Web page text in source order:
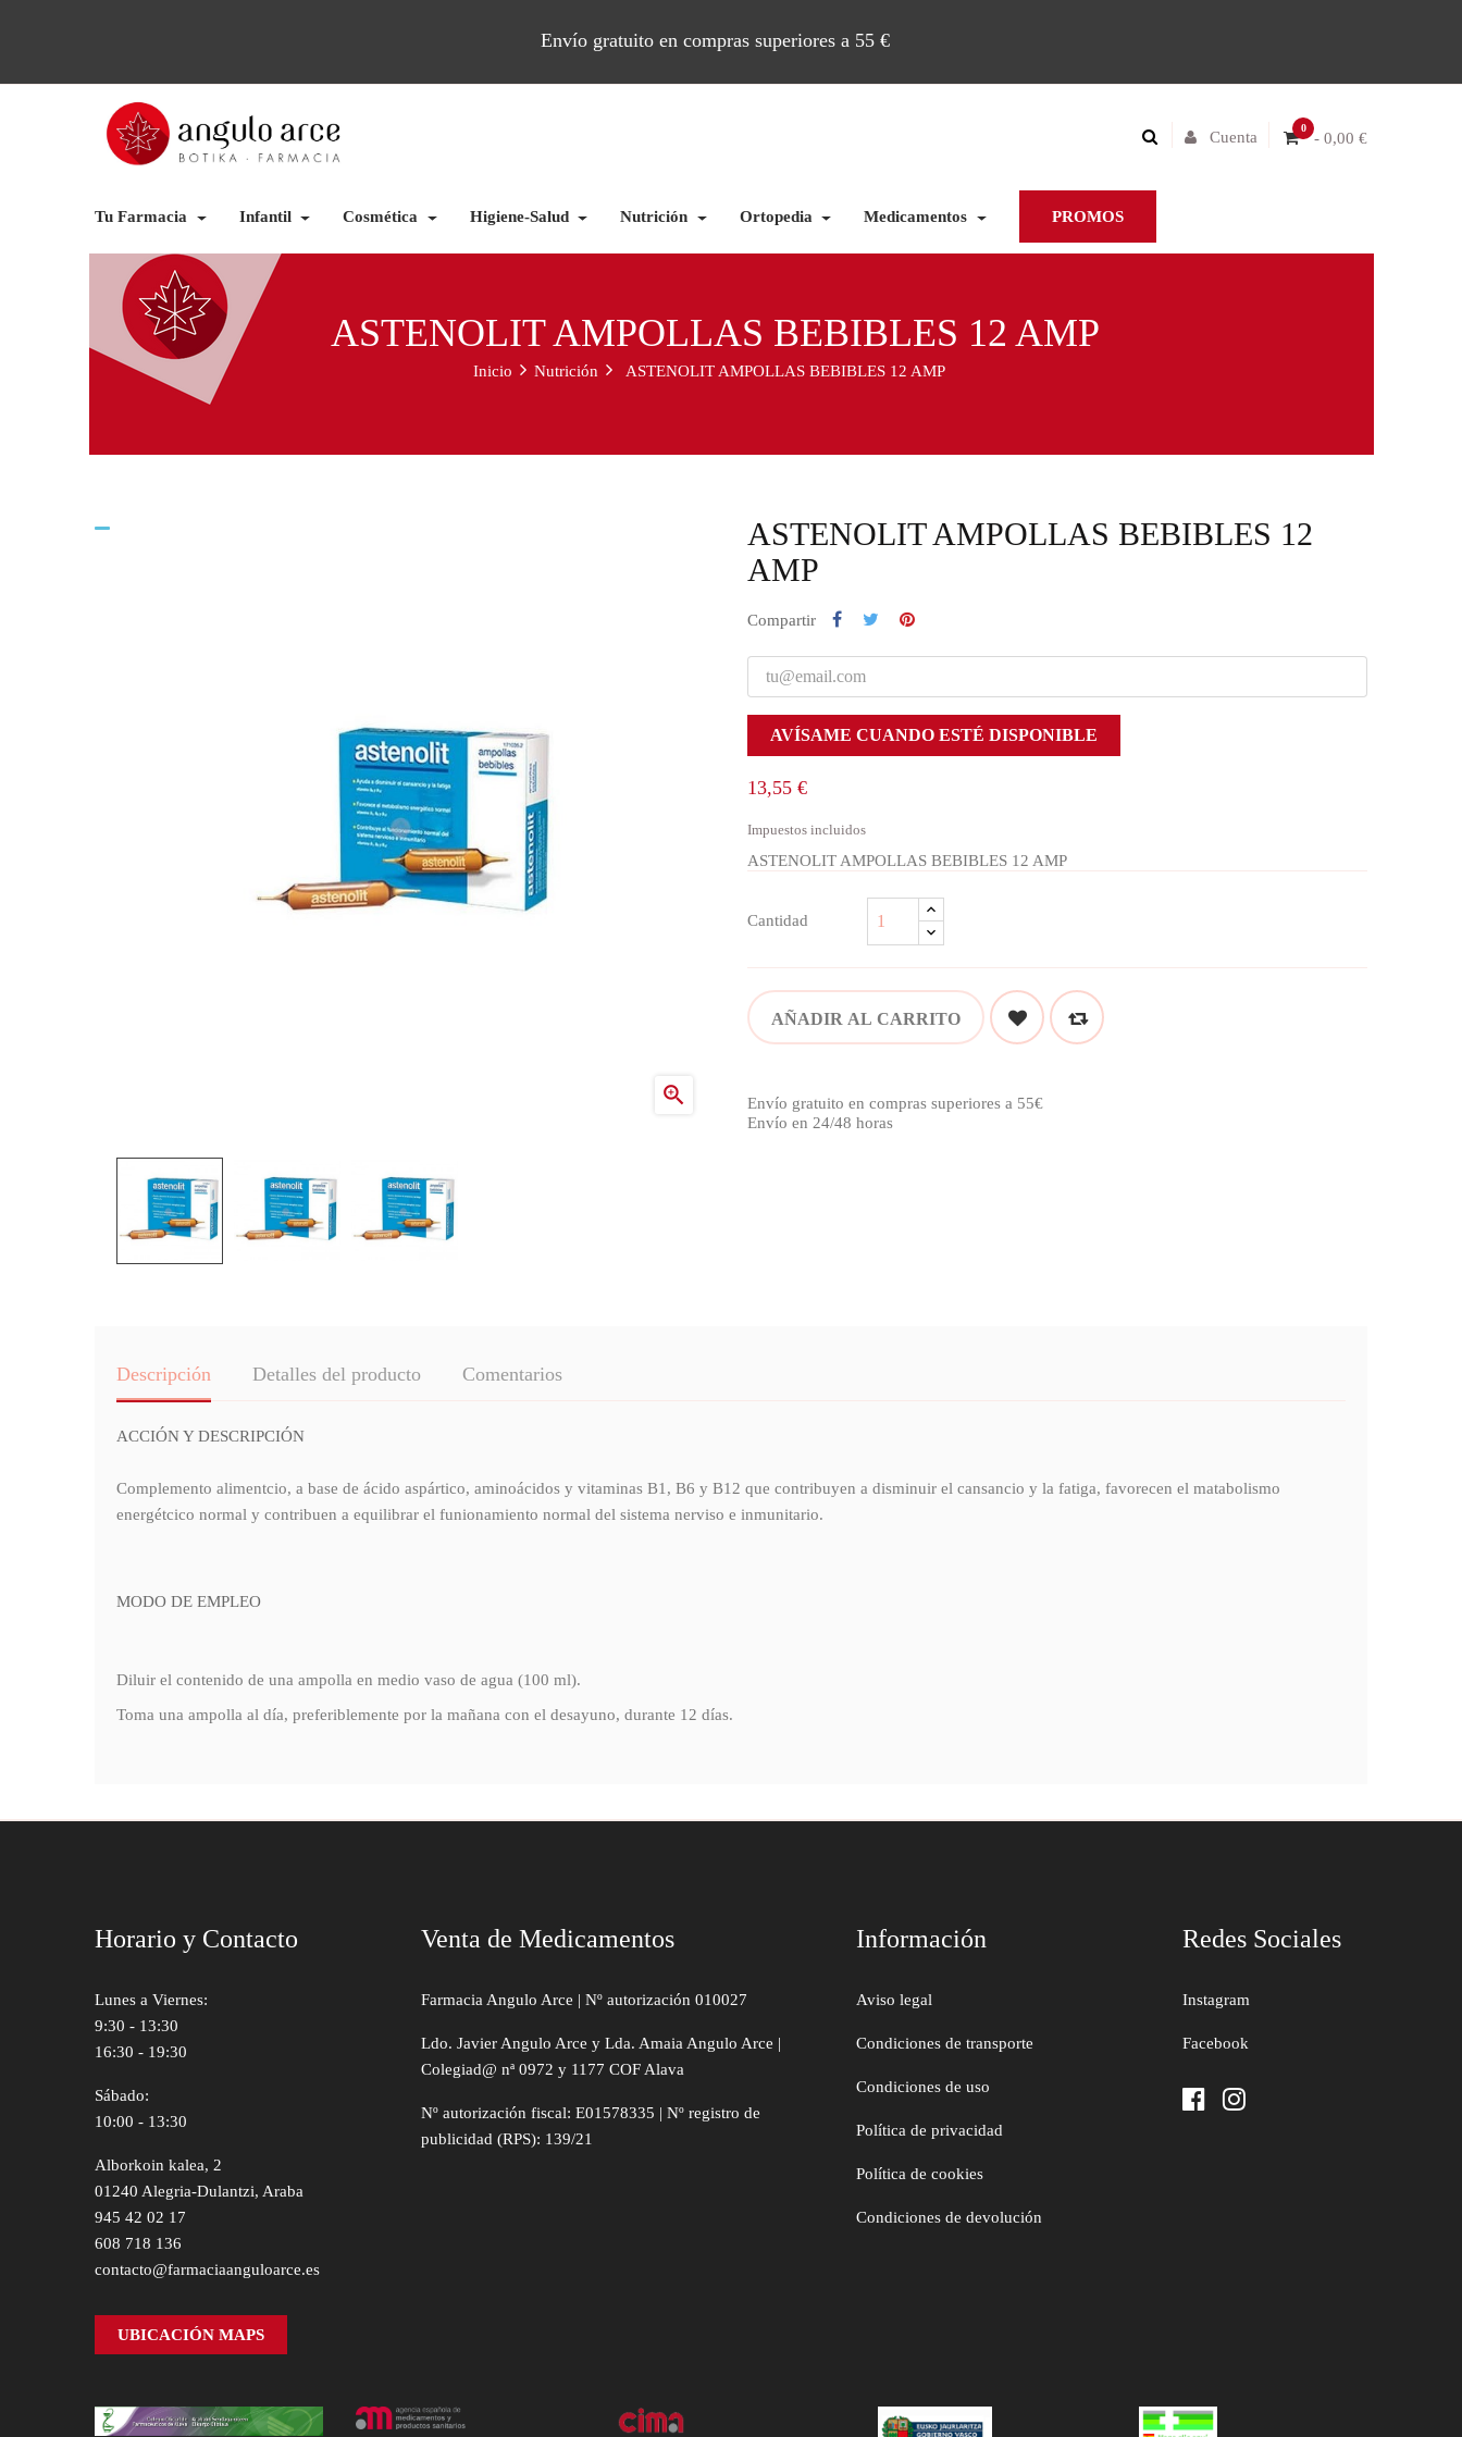
Envío gratuito en compras superiores a 55 €
0
- 0,00 €
Cuenta
Tu Farmacia Infantil Cosmética Higiene-Salud Nutrición Ortopedia Medicamentos PROMOS
ASTENOLIT AMPOLLAS BEBIBLES 12 AMP
Inicio Nutrición ASTENOLIT AMPOLLAS BEBIBLES 12 AMP

ASTENOLIT AMPOLLAS BEBIBLES 12
AMP
Compartir
AVÍSAME CUANDO ESTÉ DISPONIBLE
13,55 €
Impuestos incluidos
ASTENOLIT AMPOLLAS BEBIBLES 12 AMP
Cantidad
AÑADIR AL CARRITO
Envío gratuito en compras superiores a 55€
Envío en 24/48 horas
Descripción Detalles del producto Comentarios
ACCIÓN Y DESCRIPCIÓN
Complemento alimentcio, a base de ácido aspártico, aminoácidos y vitaminas B1, B6 y B12 que contribuyen a disminuir el cansancio y la fatiga, favorecen el matabolismo
energétcico normal y contribuen a equilibrar el funionamiento normal del sistema nerviso e inmunitario.
MODO DE EMPLEO
Diluir el contenido de una ampolla en medio vaso de agua (100 ml).
Toma una ampolla al día, preferiblemente por la mañana con el desayuno, durante 12 días.
Horario y Contacto
Lunes a Viernes:
9:30 - 13:30
16:30 - 19:30
Sábado:
10:00 - 13:30
Alborkoin kalea, 2
01240 Alegria-Dulantzi, Araba
945 42 02 17
608 718 136
contacto@farmaciaanguloarce.es
UBICACIÓN MAPS
Venta de Medicamentos
Farmacia Angulo Arce | Nº autorización 010027
Ldo. Javier Angulo Arce y Lda. Amaia Angulo Arce |
Colegiad@ nª 0972 y 1177 COF Alava
Nº autorización fiscal: E01578335 | Nº registro de
publicidad (RPS): 139/21
Información
Aviso legal
Condiciones de transporte
Condiciones de uso
Política de privacidad
Política de cookies
Condiciones de devolución
Redes Sociales
Instagram
Facebook